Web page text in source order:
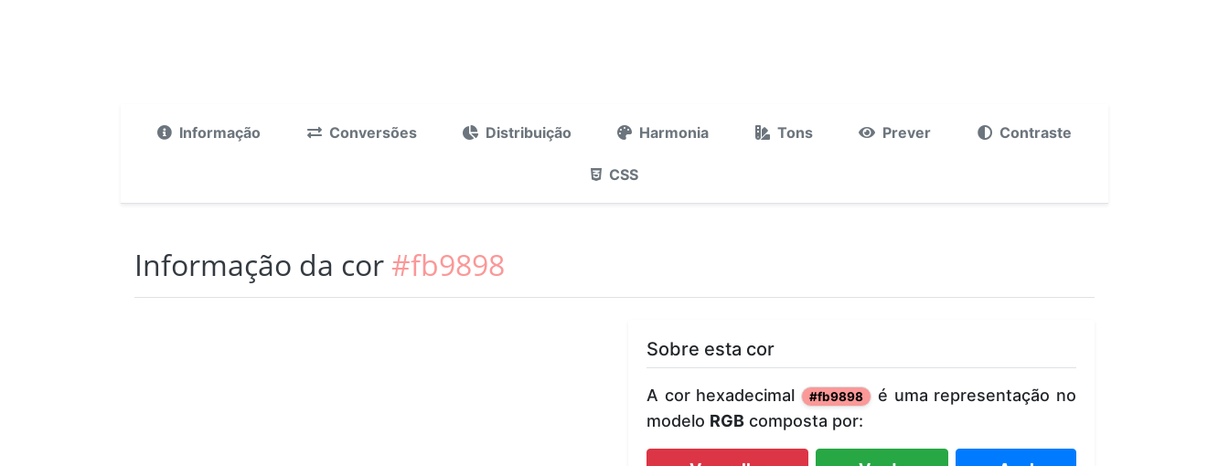
Informação Conversões Distribuição Harmonia Tons Prever Contraste
CSS
Informação da cor #fb9898
Sobre esta cor
A cor hexadecimal #fb9898
é uma representação no
modelo RGB composta por: